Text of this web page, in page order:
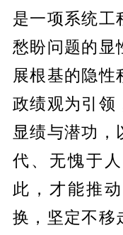
是一项系统工
愁盼问题的显
展根基的隐性
政绩观为引领
显绩与潜功，
代、无愧于
此，才能推
换，坚定不移